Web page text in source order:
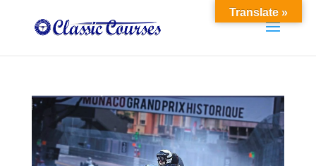
Translate »